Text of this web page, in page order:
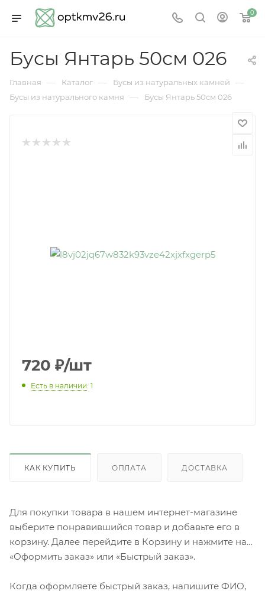
0
Бусы Янтарь 50см 026
Главная — Каталог — Бусы из натуральных камней —
Бусы из натурального камня — Бусы Янтарь 50см 026
720 ₽/шт
Есть в наличии: 1
КАК КУПИТЬ ОПЛАТА ДОСТАВКА
Для покупки товара в нашем интернет-магазине
выберите понравившийся товар и добавьте его в
корзину. Далее перейдите в Корзину и нажмите на
«Оформить заказ» или «Быстрый заказ».
Когда оформляете быстрый заказ, напишите ФИО,